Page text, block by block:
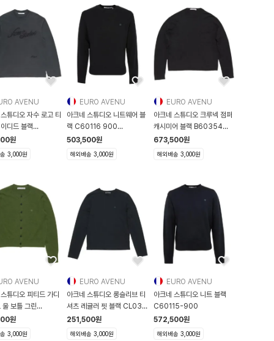
AVENU
튜디오 자수 로고 티
디드 블랙
BM0 CL
원
3,000원
EURO AVENU
아크네 스튜디오 니트웨어 블
랙 C60116 900
C60116-900
503,500원
해외배송 3,000원
EURO AVENU
아크네 스튜디오 크루넥 점퍼
캐시미어 블랙 B60354
900 B60354-90
673,500원
해외배송 3,000원
AVENU
튜디오 피티드 가디
울 보틀 그린
AAZ A
원
3,000원
EURO AVENU
아크네 스튜디오 롱슬리브 티
셔츠 레귤러 핏 블랙 CL0311
900 CL
251,500원
해외배송 3,000원
EURO AVENU
아크네 스튜디오 니트 블랙
C60115-900
572,500원
해외배송 3,000원